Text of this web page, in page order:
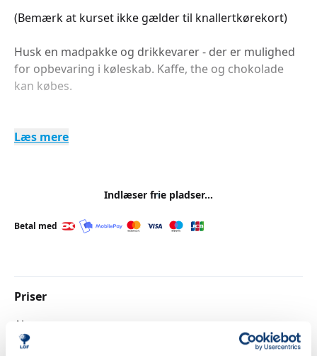
(Bemærk at kurset ikke gælder til knallertkørekort)
Husk en madpakke og drikkevarer - der er mulighed
for opbevaring i køleskab. Kaffe, the og chokolade
kan købes.
Læs mere
Indlæser frie pladser...
Betal med
Priser
Almen
DKK 510,00